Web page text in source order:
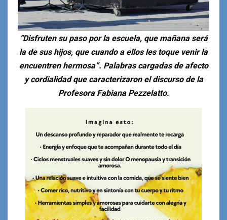
“Disfruten su paso por la escuela, que mañana será
la de sus hijos, que cuando a ellos les toque venir la
encuentren hermosa”. Palabras cargadas de afecto
y cordialidad que caracterizaron el discurso de la
Profesora Fabiana Pezzelatto.